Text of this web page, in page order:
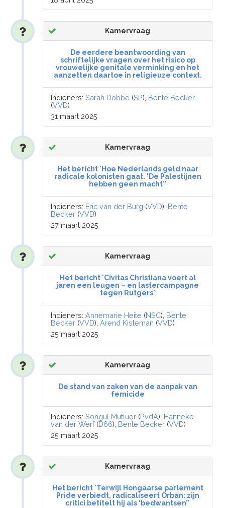
Kamervraag
De eerdere beantwoording van
schriftelijke vragen over het risico op
vrouwelijke genitale verminking en het
aanzetten daartoe in religieuze context.
Indieners:Sarah Dobbe (SP), Bente Becker
(VVD)
31 maart 2025
Kamervraag
Het bericht 'Hoe Nederlands geld naar
radicale kolonisten gaat. 'De Palestijnen
hebben geen macht''
Indieners: Eric van der Burg (VVD), Bente
Becker (VVD)
27 maart 2025
Kamervraag
Het bericht 'Civitas Christiana voert al
jaren een leugen – en lastercampagne
tegen Rutgers'
Indieners:Annemarie Heite (NSC), Bente
Becker (VVD),Arend Kisteman (VVD)
25 maart 2025
Kamervraag
De stand van zaken van de aanpak van
femicide
Indieners:Songül Mutluer (PvdA), Hanneke
van der Werf(D66), Bente Becker (VVD)
25 maart 2025
Kamervraag
Het bericht 'Terwijl Hongaarse parlement
Pride verbiedt, radicaliseert Orbán: zijn
critici betitelt hij als ‘bedwantsen’'